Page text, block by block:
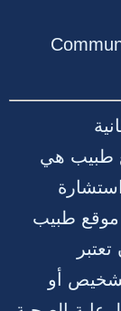
طبيب هي
موقع طبيب
أو